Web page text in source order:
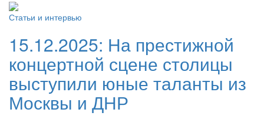
Статьи и интервью
15.12.2025: На престижной
концертной сцене столицы
выступили юные таланты из
Москвы и ДНР